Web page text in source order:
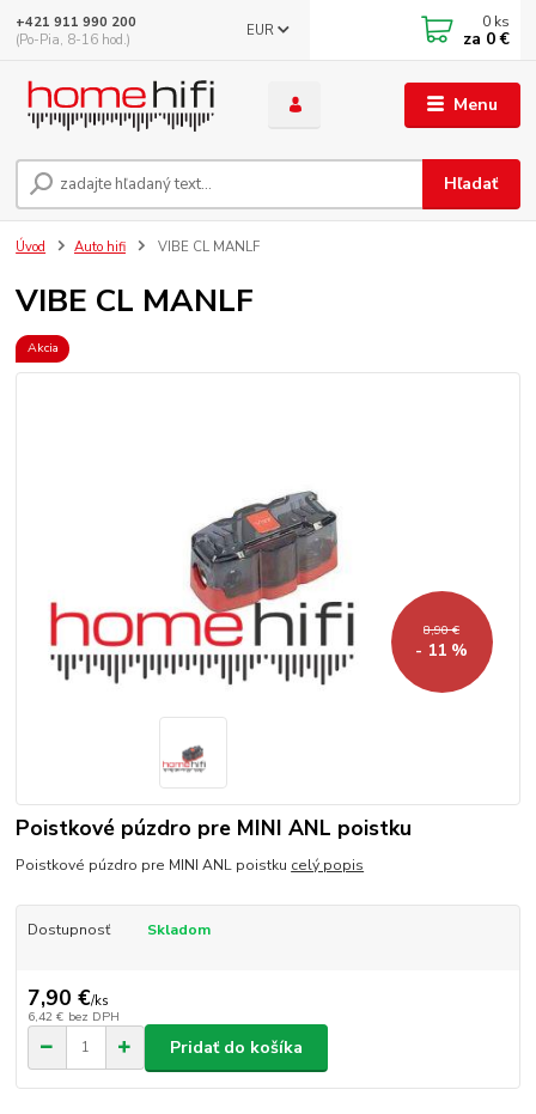
Menu
EUR
Hľadať
+421 911 990 200
(Po-Pia, 8-16 hod.)
0 ks
za 0 €
Úvod Auto hifi VIBE CL MANLF
VIBE CL MANLF
Akcia
8,90 €
- 11 %
Poistkové púzdro pre MINI ANL poistku
Poistkové púzdro pre MINI ANL poistku celý popis
Dostupnosť Skladom
7,90 €/ks
6,42 € bez DPH
Pridať do košíka